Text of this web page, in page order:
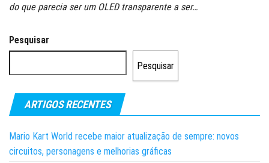
do que parecia ser um OLED transparente a ser…
Pesquisar
Pesquisar
ARTIGOS RECENTES
Mario Kart World recebe maior atualização de sempre: novos
circuitos, personagens e melhorias gráficas